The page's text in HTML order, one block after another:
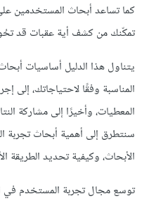
كما تساعد أبحاث المستخدمين
تمكّنك من كشف أية عقبات قد
يتناول هذا الدليل أساسيات
المناسبة وفقًا لاحتياجاتك، إلى
المعطيات، وأخيرًا إلى مشاركة
سنتطرق إلى أهمية أبحاث تجربة
الأبحاث، وكيفية تحديد الطريقة
توسع مجال تجربة المستخدم في